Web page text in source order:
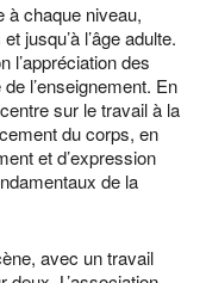
à chaque niveau,
jusqu’à l’âge adulte.
l’appréciation des
l’enseignement. En
sur le travail à la
du corps, en
et d’expression
de la
avec un travail